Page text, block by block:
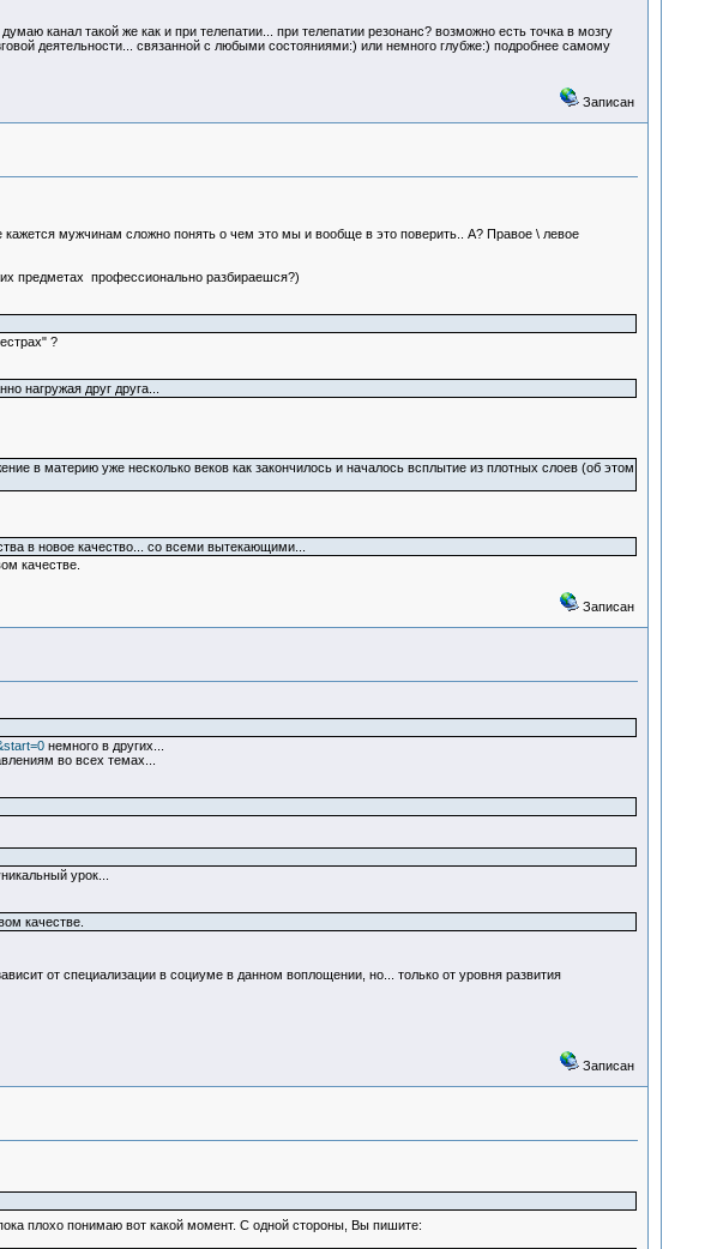
канал такой же как и при телепатии... при телепатии резонанс? возможно есть точка в мозгу
деятельности... связанной с любыми состояниями:) или немного глубже:) подробнее самому
Записан
мужчинам сложно понять о чем это мы и вообще в это поверить.. А? Правое \ левое
предметах профессионально разбираешся?)
?
нагружая друг друга...
в материю уже несколько веков как закончилось и началось всплытие из плотных слоев (об этом
в новое качество... со всеми вытекающими...
качестве.
Записан
немного в других...
во всех темах...
урок...
качестве.
от специализации в социуме в данном воплощении, но... только от уровня развития
Записан
плохо понимаю вот какой момент. С одной стороны, Вы пишите: